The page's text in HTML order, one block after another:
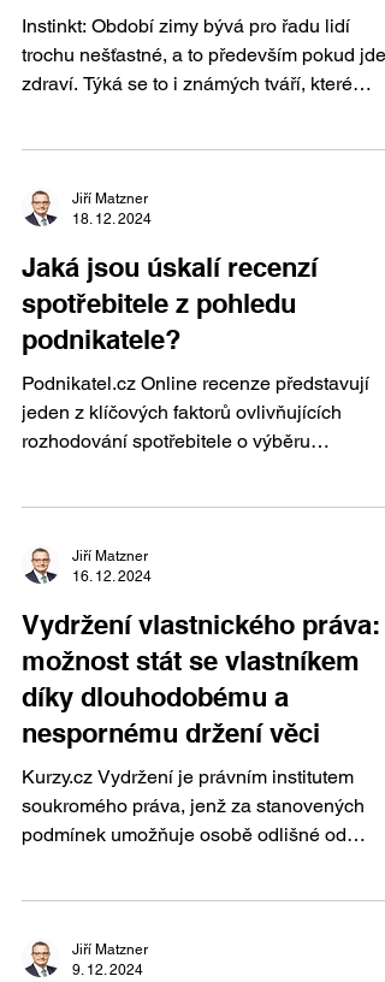
Instinkt: Období zimy bývá pro řadu lidí
trochu nešťastné, a to především pokud jde
zdraví. Týká se to i známých tváří, které
Jiří Matzner
18. 12. 2024
Jaká jsou úskalí recenzí
spotřebitele z pohledu
podnikatele?
Podnikatel.cz Online recenze představují
jeden z klíčových faktorů ovlivňujících
rozhodování spotřebitele o výběru
Jiří Matzner
16. 12. 2024
Vydržení vlastnického práva:
možnost stát se vlastníkem
díky dlouhodobému a
nespornému držení věci
Kurzy.cz Vydržení je právním institutem
soukromého práva, jenž za stanovených
podmínek umožňuje osobě odlišné od
Jiří Matzner
9. 12. 2024